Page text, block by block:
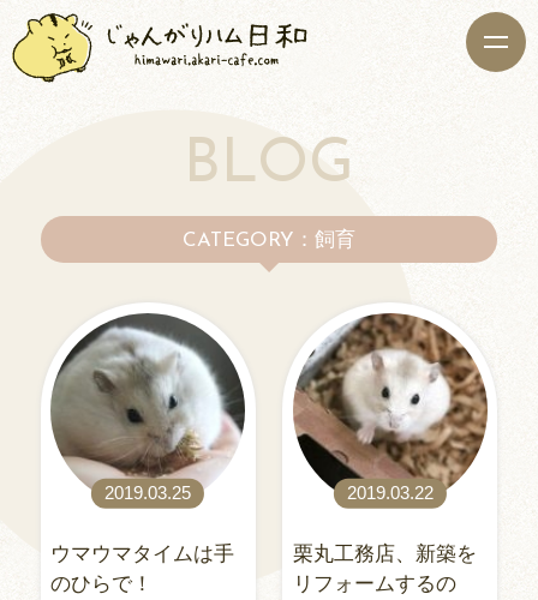
BLOG
CATEGORY ：飼育
2019.03.25
ウマウマタイムは手
のひらで！
2019.03.22
栗丸工務店、新築を
リフォームするの